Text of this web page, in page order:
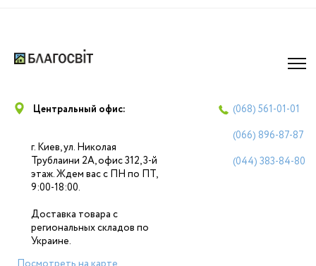
Центральный офис:
г. Киев, ул. Николая
Трублаини 2А, офис 312, 3-й
этаж. Ждем вас с ПН по ПТ,
9:00-18:00.
Доставка товара с
региональных складов по
Украине.
(068) 561-01-01
(066) 896-87-87
(044) 383-84-80